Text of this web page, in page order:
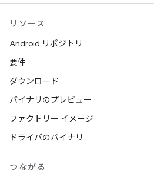
リソース
Android リポジトリ
要件
ダウンロード
バイナリのプレビュー
ファクトリー イメージ
ドライバのバイナリ
つながる